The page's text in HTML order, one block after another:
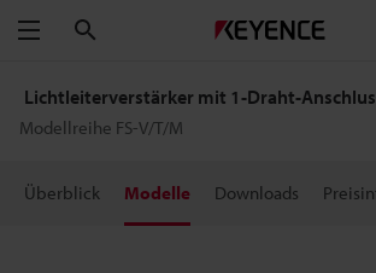
Menü
Lichtleiterverstärker mit 1-Draht-
Modellreihe FS-V/T/M
Überblick Modelle Downloads